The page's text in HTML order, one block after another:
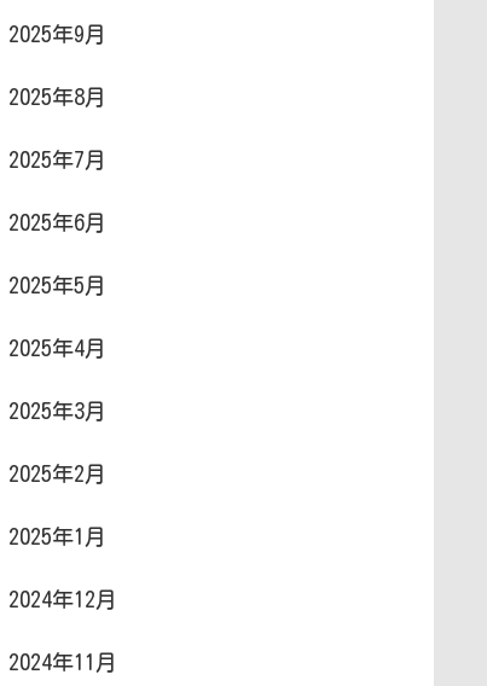
2025年9月
2025年8月
2025年7月
2025年6月
2025年5月
2025年4月
2025年3月
2025年2月
2025年1月
2024年12月
2024年11月